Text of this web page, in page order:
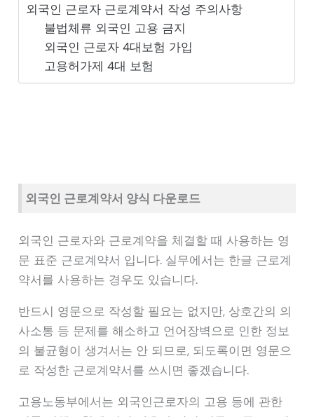
외국인 근로자 근로계약서 작성 주의사항
불법체류 외국인 고용 금지
외국인 근로자 4대보험 가입
고용허가제 4대 보험
외국인 근로계약서 양식 다운로드
외국인 근로자와 근로계약을 체결할 때 사용하는 영
문 표준 근로계약서 입니다. 실무에서는 한글 근로계
약서를 사용하는 경우도 있습니다.
반드시 영문으로 작성할 필요는 없지만, 상호간의 의
사소통 등 문제를 해소하고 언어장벽으로 인한 정보
의 불균형이 생겨서는 안 되므로, 되도록이면 영문으
로 작성한 근로계약서를 쓰시면 좋겠습니다.
고용노동부에서는 외국인근로자의 고용 등에 관한